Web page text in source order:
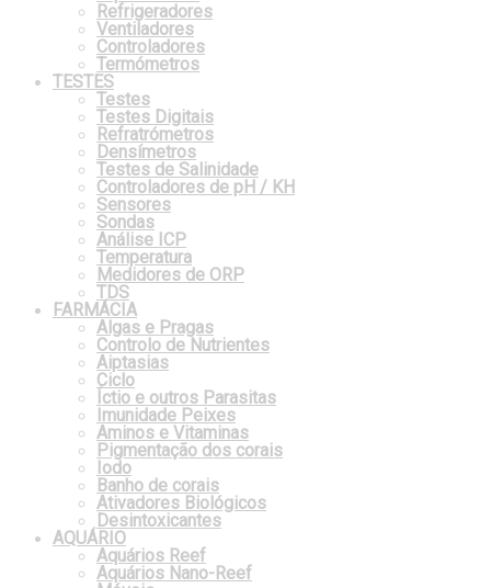
Refrigeradores
Ventiladores
Controladores
Termómetros
TESTES
Testes
Testes Digitais
Refratrómetros
Densímetros
Testes de Salinidade
Controladores de pH / KH
Sensores
Sondas
Análise ICP
Temperatura
Medidores de ORP
TDS
FARMÁCIA
Algas e Pragas
Controlo de Nutrientes
Aiptasias
Ciclo
Íctio e outros Parasitas
Imunidade Peixes
Aminos e Vitaminas
Pigmentação dos corais
Iodo
Banho de corais
Ativadores Biológicos
Desintoxicantes
AQUÁRIO
Aquários Reef
Aquários Nano-Reef